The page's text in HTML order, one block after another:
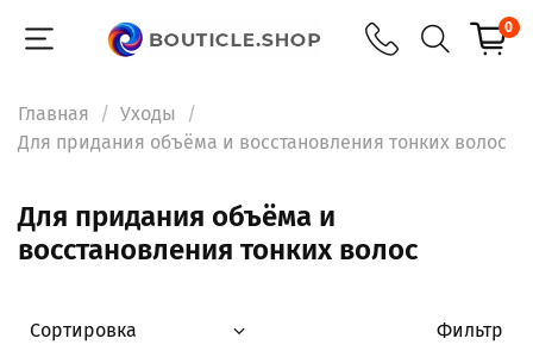
0
Главная
Уходы
Для придания объёма и восстановления тонких волос
Для придания объёма и
восстановления тонких волос
Фильтр